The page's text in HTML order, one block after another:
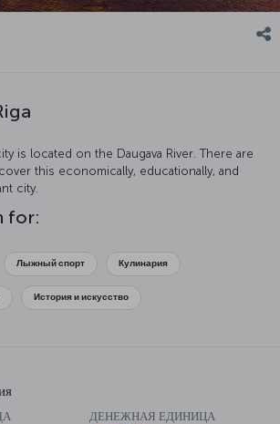
is located on the Daugava River. There are
this economically, educationally, and
city.
for:
Лыжный спорт Кулинария
История и искусство
ДЕНЕЖНАЯ ЕДИНИЦА